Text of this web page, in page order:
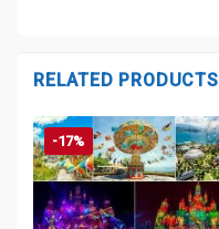
RELATED PRODUCTS
-17%